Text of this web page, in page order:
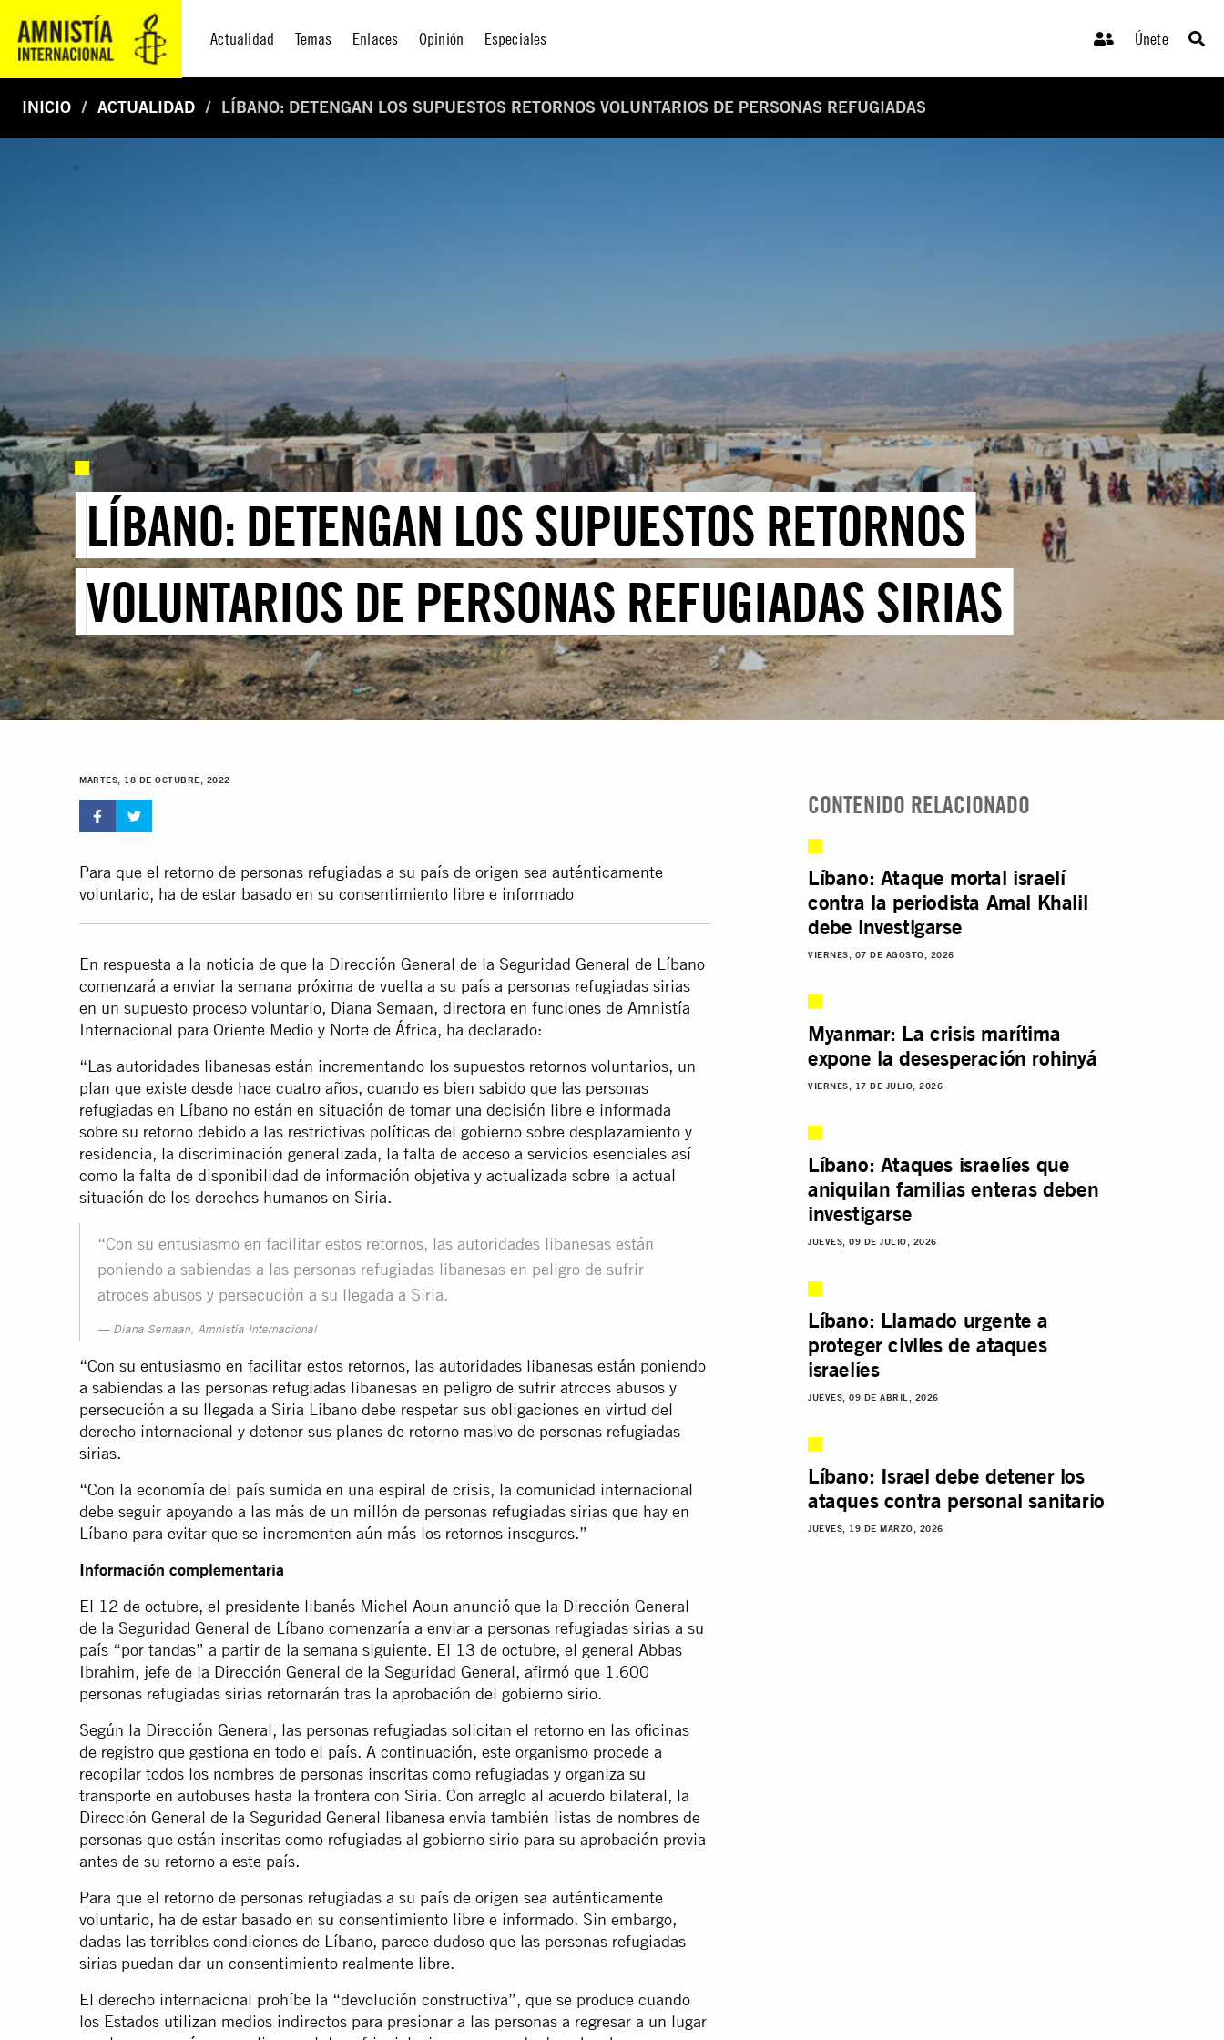
Actualidad Temas Enlaces Opinión Especiales Únete
INICIO ACTUALIDAD LÍBANO: DETENGAN LOS SUPUESTOS RETORNOS VOLUNTARIOS DE PERSONAS REFUGIADAS
LÍBANO: DETENGAN LOS SUPUESTOS RETORNOS
VOLUNTARIOS DE PERSONAS REFUGIADAS SIRIAS
MARTES, 18 DE OCTUBRE, 2022
Para que el retorno de personas refugiadas a su país de origen sea auténticamente
voluntario, ha de estar basado en su consentimiento libre e informado
En respuesta a la noticia de que la Dirección General de la Seguridad General de Líbano
comenzará a enviar la semana próxima de vuelta a su país a personas refugiadas sirias
en un supuesto proceso voluntario, Diana Semaan, directora en funciones de Amnistía
Internacional para Oriente Medio y Norte de África, ha declarado:
“Las autoridades libanesas están incrementando los supuestos retornos voluntarios, un
plan que existe desde hace cuatro años, cuando es bien sabido que las personas
refugiadas en Líbano no están en situación de tomar una decisión libre e informada
sobre su retorno debido a las restrictivas políticas del gobierno sobre desplazamiento y
residencia, la discriminación generalizada, la falta de acceso a servicios esenciales así
como la falta de disponibilidad de información objetiva y actualizada sobre la actual
situación de los derechos humanos en Siria.
“Con su entusiasmo en facilitar estos retornos, las autoridades libanesas están
poniendo a sabiendas a las personas refugiadas libanesas en peligro de sufrir
atroces abusos y persecución a su llegada a Siria.
Diana Semaan, Amnistía Internacional
“Con su entusiasmo en facilitar estos retornos, las autoridades libanesas están poniendo
a sabiendas a las personas refugiadas libanesas en peligro de sufrir atroces abusos y
persecución a su llegada a Siria Líbano debe respetar sus obligaciones en virtud del
derecho internacional y detener sus planes de retorno masivo de personas refugiadas
sirias.
“Con la economía del país sumida en una espiral de crisis, la comunidad internacional
debe seguir apoyando a las más de un millón de personas refugiadas sirias que hay en
Líbano para evitar que se incrementen aún más los retornos inseguros.”
Información complementaria
El 12 de octubre, el presidente libanés Michel Aoun anunció que la Dirección General
de la Seguridad General de Líbano comenzaría a enviar a personas refugiadas sirias a su
país “por tandas” a partir de la semana siguiente. El 13 de octubre, el general Abbas
Ibrahim, jefe de la Dirección General de la Seguridad General, afirmó que 1.600
personas refugiadas sirias retornarán tras la aprobación del gobierno sirio.
Según la Dirección General, las personas refugiadas solicitan el retorno en las oficinas
de registro que gestiona en todo el país. A continuación, este organismo procede a
recopilar todos los nombres de personas inscritas como refugiadas y organiza su
transporte en autobuses hasta la frontera con Siria. Con arreglo al acuerdo bilateral, la
Dirección General de la Seguridad General libanesa envía también listas de nombres de
personas que están inscritas como refugiadas al gobierno sirio para su aprobación previa
antes de su retorno a este país.
Para que el retorno de personas refugiadas a su país de origen sea auténticamente
voluntario, ha de estar basado en su consentimiento libre e informado. Sin embargo,
dadas las terribles condiciones de Líbano, parece dudoso que las personas refugiadas
sirias puedan dar un consentimiento realmente libre.
El derecho internacional prohíbe la “devolución constructiva”, que se produce cuando
los Estados utilizan medios indirectos para presionar a las personas a regresar a un lugar
CONTENIDO RELACIONADO
Líbano: Ataque mortal israelí
contra la periodista Amal Khalil
debe investigarse
VIERNES, 07 DE AGOSTO, 2026
Myanmar: La crisis marítima
expone la desesperación rohinyá
VIERNES, 17 DE JULIO, 2026
Líbano: Ataques israelíes que
aniquilan familias enteras deben
investigarse
JUEVES, 09 DE JULIO, 2026
Líbano: Llamado urgente a
proteger civiles de ataques
israelíes
JUEVES, 09 DE ABRIL, 2026
Líbano: Israel debe detener los
ataques contra personal sanitario
JUEVES, 19 DE MARZO, 2026